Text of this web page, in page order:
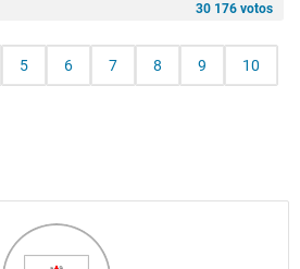
30 176 votos
5 6 7 8 9 10